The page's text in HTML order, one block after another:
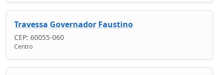
Travessa Governador Faustino
CEP: 60055-060
Centro